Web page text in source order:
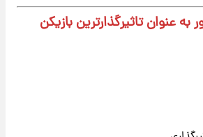
به عنوان تاثیرگذارترین بازیکن